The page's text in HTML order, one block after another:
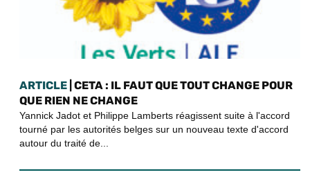
ARTICLE | CETA : IL FAUT QUE TOUT CHANGE POUR
QUE RIEN NE CHANGE
Yannick Jadot et Philippe Lamberts réagissent suite à l'accord
tourné par les autorités belges sur un nouveau texte d'accord
autour du traité de...